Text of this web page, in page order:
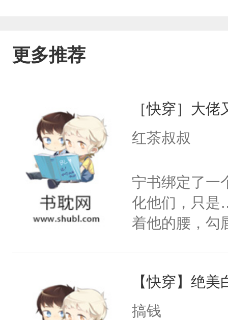
更多推荐
［快穿］大
红茶叔叔
宁书绑定了一
化他们，只是
着他的腰，勾
来，给老公
用力——为你
【快穿】绝
搞钱